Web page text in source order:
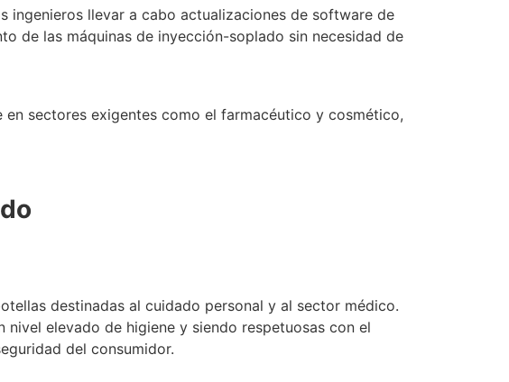
ingenieros llevar a cabo actualizaciones de software de
de las máquinas de inyección-soplado sin necesidad de
sectores exigentes como el farmacéutico y cosmético,
destinadas al cuidado personal y al sector médico.
elevado de higiene y siendo respetuosas con el
del consumidor.